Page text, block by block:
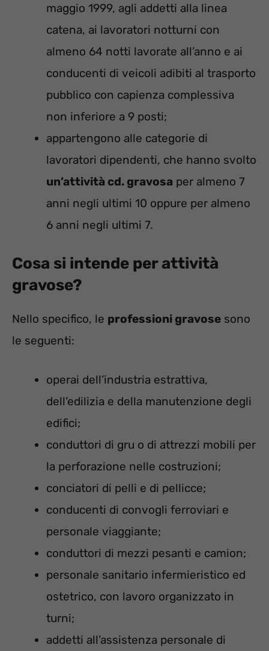
maggio 1999, agli addetti alla linea
catena, ai lavoratori notturni con
almeno 64 notti lavorate all’anno e ai
conducenti di veicoli adibiti al trasporto
pubblico con capienza complessiva
non inferiore a 9 posti;
appartengono alle categorie di
lavoratori dipendenti, che hanno svolto
un’attività cd. gravosa per almeno 7
anni negli ultimi 10 oppure per almeno
6 anni negli ultimi 7.
Cosa si intende per attività
gravose?
Nello specifico, le professioni gravose sono
le seguenti:
operai dell’industria estrattiva,
dell’edilizia e della manutenzione degli
edifici;
conduttori di gru o di attrezzi mobili per
la perforazione nelle costruzioni;
conciatori di pelli e di pellicce;
conducenti di convogli ferroviari e
personale viaggiante;
conduttori di mezzi pesanti e camion;
personale sanitario infermieristico ed
ostetrico, con lavoro organizzato in
turni;
addetti all’assistenza personale di